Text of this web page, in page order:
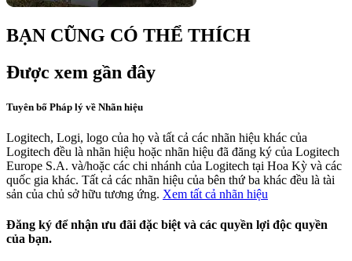
BẠN CŨNG CÓ THỂ THÍCH
Được xem gần đây
Tuyên bố Pháp lý về Nhãn hiệu
Logitech, Logi, logo của họ và tất cả các nhãn hiệu khác của
Logitech đều là nhãn hiệu hoặc nhãn hiệu đã đăng ký của Logitech
Europe S.A. và/hoặc các chi nhánh của Logitech tại Hoa Kỳ và các
quốc gia khác. Tất cả các nhãn hiệu của bên thứ ba khác đều là tài
sản của chủ sở hữu tương ứng. Xem tất cả nhãn hiệu
Đăng ký để nhận ưu đãi đặc biệt và các quyền lợi độc quyền
của bạn.